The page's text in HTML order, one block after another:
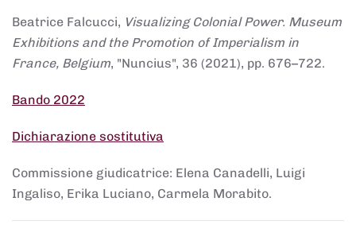
Beatrice Falcucci, Visualizing Colonial Power. Museum
Exhibitions and the Promotion of Imperialism in
France, Belgium, "Nuncius", 36 (2021), pp. 676–722.
Bando 2022
Dichiarazione sostitutiva
Commissione giudicatrice: Elena Canadelli, Luigi
Ingaliso, Erika Luciano, Carmela Morabito.